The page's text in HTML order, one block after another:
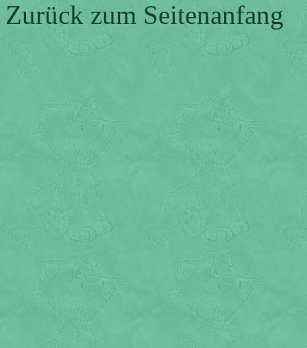
Zurück zum Seitenanfang